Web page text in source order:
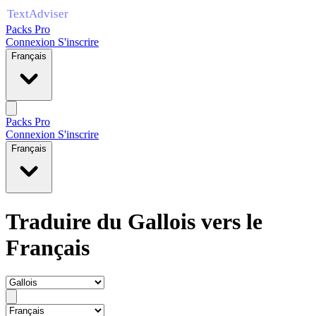
Packs Pro
Connexion S'inscrire
Français
Packs Pro
Connexion S'inscrire
Français
Traduire du Gallois vers le
Français